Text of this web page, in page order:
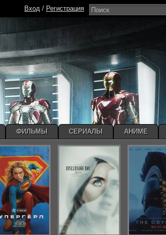
Вход / Регистрация
ФИЛЬМЫ СЕРИАЛЫ АНИМЕ